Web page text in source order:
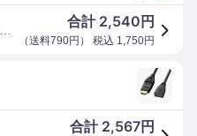
合計 2,540 円
（送料790円 ） 税込 1,750円
合計 2,567円